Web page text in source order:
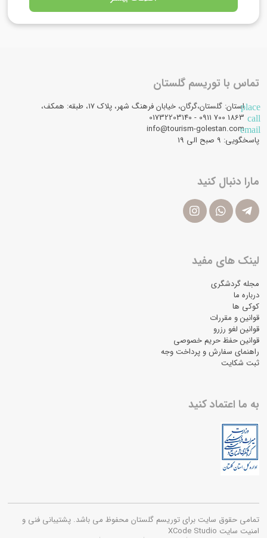
تماس با توریسم گلستان
placeاستان: گلستان،گرگان، خیابان فرهنگ شهر، پلاک 17، طبقه: همکف،
call
email
info@tourism-golestan.com
پاسخگویی: ۹ صبح الی 19
مارا دنبال کنید
لینک های مفید
مجله گردشگری
درباره ما
کوکی ها
قوانین و مقررات
قوانین لغو رزرو
قوانین حفظ حریم خصوصی
راهنمای سفارش و پرداخت وجه
ثبت شکایت
به ما اعتماد کنید
تمامی حقوق سایت برای توریسم گلستان محفوظ می باشد. پشتیبانی فنی و
امنیت سایت XCode Studio